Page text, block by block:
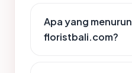
Apa yang
floristbali.com?